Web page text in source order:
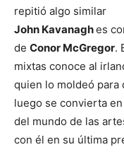
repitió algo similar
John Kavanaghes
de Conor McGregor.
mixtas conoce al
quien lo moldeó para
luego se convierta
del mundo de las
con él en su última